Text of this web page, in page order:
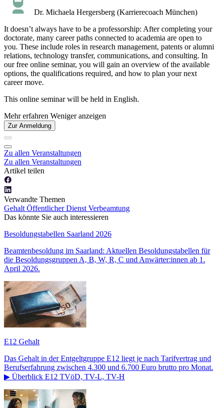
Dr. Michaela Hergersberg (Karrierecoach München)
It doesn’t always have to be a professorship: After completing your
doctorate, many career paths connected to academia are open to
you. These include roles in research management, patents or alumni
relations, technology transfer, communications, and consulting. In
our free online seminar, you will gain an overview of the available
options, the qualifications required, and how to plan your next
career move.
This online seminar will be held in English.
Mehr erfahren Weniger anzeigen
Zur Anmeldung
Zu allen Veranstaltungen
Zu allen Veranstaltungen
Artikel teilen
Verwandte Themen
Gehalt Öffentlicher Dienst Verbeamtung
Das könnte Sie auch interessieren
Besoldungstabellen Saarland 2026
Beamtenbesoldung im Saarland: Aktuellen Besoldungstabellen für
die Besoldungsgruppen A, B, W, R, C und Anwärter:innen ab 1.
April 2026.
E12 Gehalt
Das Gehalt in der Entgeltgruppe E12 liegt je nach Tarifvertrag und
Berufserfahrung zwischen 4.300 und 6.700 Euro brutto pro Monat.
▶ Überblick E12 TVöD, TV-L, TV-H